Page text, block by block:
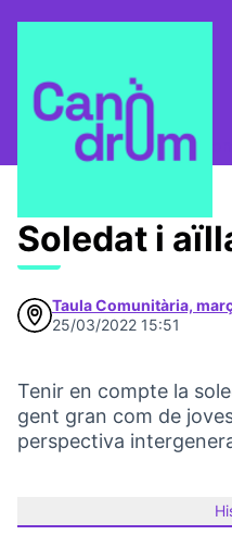
Taula Comunitària
💡 Repensem la Taula
Soledat i
Taula Comunitària,
25/03/2022 15:51
Tenir en compte la
gent gran com de
perspectiva